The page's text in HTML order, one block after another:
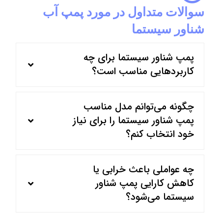
سوالات متداول در مورد پمپ آب
شناور سیستما
پمپ شناور سیستما برای چه
کاربردهایی مناسب است؟
چگونه می‌توانم مدل مناسب
پمپ شناور سیستما را برای نیاز
خود انتخاب کنم؟
چه عواملی باعث خرابی یا
کاهش کارایی پمپ شناور
سیستما می‌شود؟